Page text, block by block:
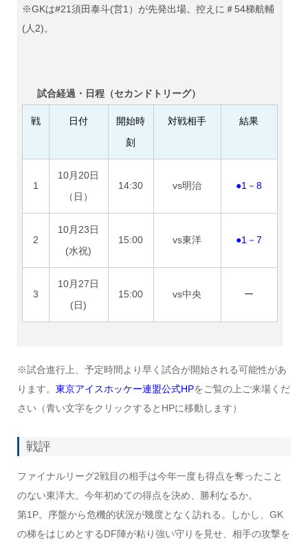
※GKは#21須田泰斗(営1）が先発出場。控えに＃54梯航輔
(人2)。
試合経過・日程（セカンドトリーグ）
戦 日付
開始時
刻
対戦相手 結果
1
10月20日
（日）
14:30 vs明治 ●1－8
2
10月23日
(水祝)
15:00 vs東洋 ●1－7
3
10月27日
(日)
15:00 vs中央 ー
※試合進行上、予定時間より早く試合が開始される可能性があ
ります。 東京アイスホッケー連盟公式HPをご覧の上ご来場くだ
さい（青い文字をクリックするとHPに移動します）
戦評
ファイナルリーグ2戦目の相手は今年一度も得点を奪ったこと
のない東洋大。今年初めての得点を決め、勝利なるか。
第1P。序盤から危機的状況が幾度となく訪れる。しかし、GK
の梯をはじめとするDF陣が粘り強い守りを見せ、相手の攻撃を